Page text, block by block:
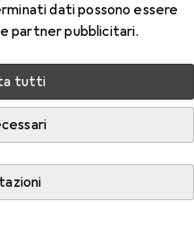
dati possono essere
partner pubblicitari.
tutti
Sglpck
prodotto Epson Sglpck
Carta.